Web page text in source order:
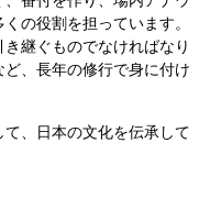
の役割を担っています。
継ぐものでなければなり
、長年の修行で身に付け
、日本の文化を伝承して